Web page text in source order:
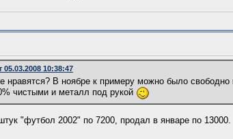
10:38:47
нравятся? В ноябре к примеру можно было свободно
чистыми и металл под рукой
"футбол 2002" по 7200, продал в январе по 13000.